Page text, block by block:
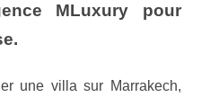
MLuxury pour
une villa sur Marrakech,